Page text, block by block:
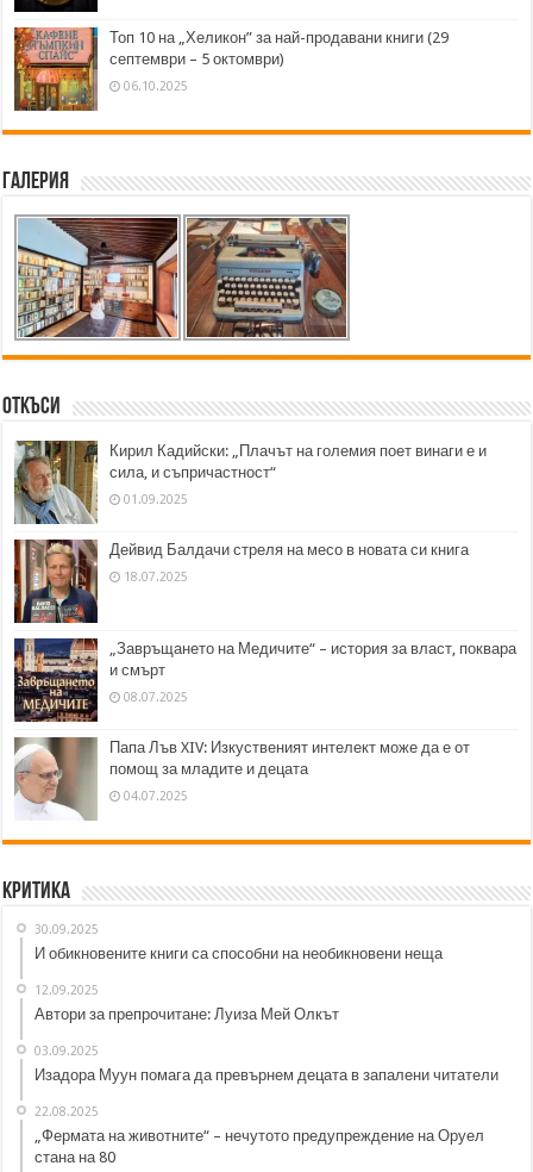
Топ 10 на „Хеликон” за най-продавани книги (29
септември – 5 октомври)
06.10.2025
Галерия
Откъси
Кирил Кадийски: „Плачът на големия поет винаги е и
сила, и съпричастност“
01.09.2025
Дейвид Балдачи стреля на месо в новата си книга
18.07.2025
„Завръщането на Медичите“ – история за власт, поквара
и смърт
08.07.2025
Папа Лъв XIV: Изкуственият интелект може да е от
помощ за младите и децата
04.07.2025
Критика
30.09.2025
И обикновените книги са способни на необикновени неща
12.09.2025
Автори за препрочитане: Луиза Мей Олкът
03.09.2025
Изадора Муун помага да превърнем децата в запалени читатели
22.08.2025
„Фермата на животните“ – нечутото предупреждение на Оруел
стана на 80